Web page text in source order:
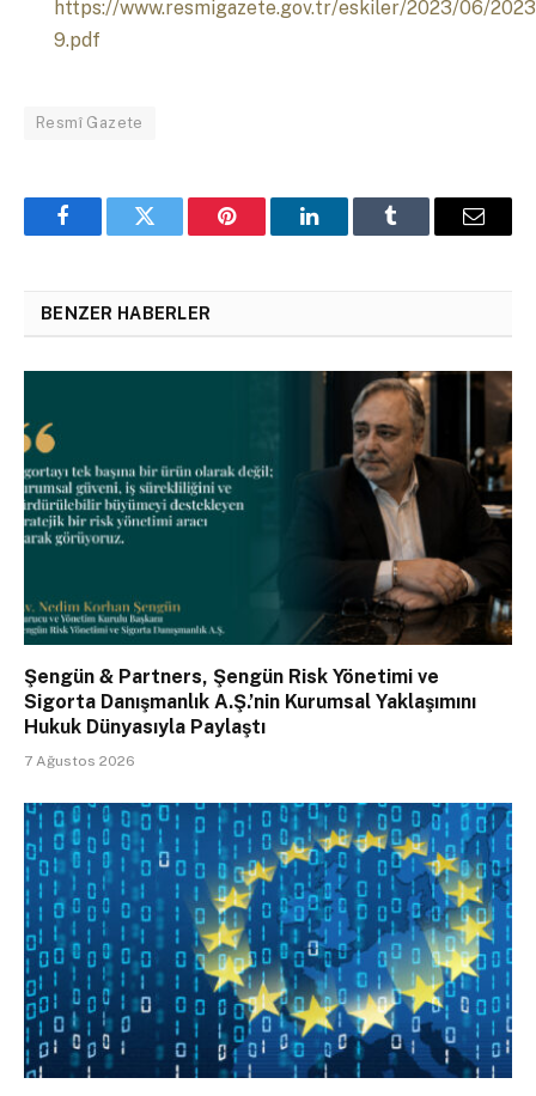
https://www.resmigazete.gov.tr/eskiler/2023/06/
9.pdf
Resmî Gazete
FacebookTwitter Pinterest LinkedInTumblr Email
BENZER HABERLER
Şengün & Partners, Şengün Risk Yönetimi ve
Sigorta Danışmanlık A.Ş.’nin Kurumsal Yaklaşımını
Hukuk Dünyasıyla Paylaştı
7 Ağustos 2026